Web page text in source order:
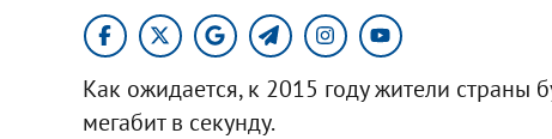
Как ожидается, к 2015 году жители страны
мегабит в секунду.